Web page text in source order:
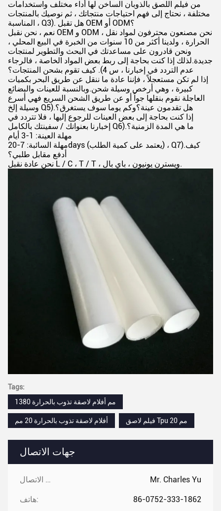
جهات الاتصال
جهات الاتصال: Mr. Charles Yu
هاتف: 86-0752-333-1862
من فيلم اللصق بالذوبان الساخن لها أداء مختلف واستخدامات
مختلفة ، نحتاج إلى فهم احتياجات منتجاتك ، ثم نوصيك بالمنتجات
المناسبة ، Q3). هل تقبل OEM أو ODM؟
نعم ، نحن نقبل OEM و ODM ، نحن مصنعون محترفون لمواد نقل
الحرارة ، ولدينا أكثر من 10 سنوات من الخبرة في البيع المحلي ،
ونحن قادرون على مساعدتك في البحث والتطوير لمنتجات
جديدة.لذلك إذا كنت بحاجة إلى ربط بعض المواد الخاصة ، فالرجاء
عدم التردد في إخبارنا ، س 4). كيف تقوم بشحن المنتجات؟
إذا لم تكن مستعجلاً ، فإننا عادة ما ننقل عن طريق البحر بكميات
كبيرة ، وهي أرخص وسيلة شحن.وبالنسبة للعينات والبضائع
العاجلة نقوم بنقلها جواً أو عن طريق الشحن السريع فهي أسرع
وسيلة إلخ Q5).هل تقدمون عينة؟وكم يوما سوف يستغرق؟
إذا كنت بحاجة إلى بعض العينات للرجوع إليها ، فلا تتردد في
إخبارنا بعنوانك / سفينتك بالكامل Q6).ما هي المدة الزمنية؟
مهلة العينة: 1-3 أيام
مهلة السائبة: 7-20days (يعتمد على كمية الطلب) ، Q7).كيف
أدفع مقابل طلبي؟
نحن عادة نقبل L / C ، T / T ، ويسترن يونيون ، باي بال.
Tags:
1380 مم أفلام لاصقة تذوب بالحرارة
أفلام لاصقة تذوب بالحرارة 20 مم فيلم لاصق Tpu 20 مم